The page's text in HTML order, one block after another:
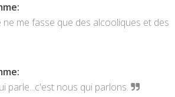
:
ne me fasse que des alcooliques et des
:
parle...c'est nous qui parlons.